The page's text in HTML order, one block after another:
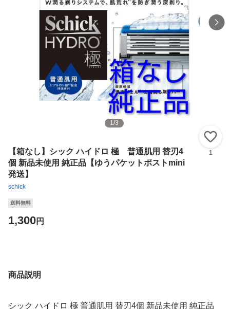
1/3
【箱なし】シック ハイドロ 極 普通肌用 替刃4
個 新品未使用 純正品【ゆうパケットポストmini
発送】
schick
1
送料無料
1,300円
商品説明
シック ハイドロ 極 普通肌用 替刃4個 新品未使用 純正品